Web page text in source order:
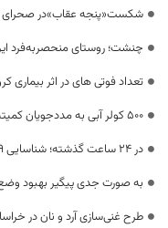
شکست«پنجه عقاب»در صحرای
چنشت؛ روستای منحصربه‌فرد
تعداد فوتی های در اثر بیماری کرونا به 715 مورد در خراسان
۵۰۰ کولر آبی به مددجویان کمیته امداد خراسان جنوبی اهدا شد
در 24 ساعت گذشته؛ شناسایی 149 بیمار جدید کرونا در خراسان جنوبی
به صورت جدی پیگیر بهبود
طرح غنی‌سازی آرد و نان در